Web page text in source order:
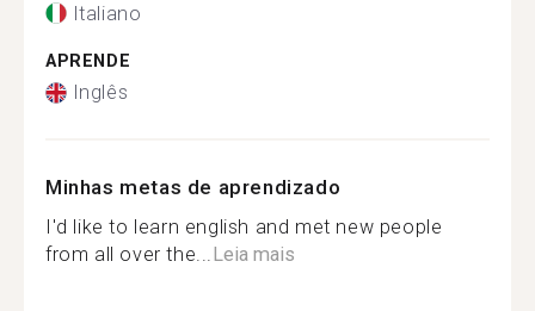
Italiano
APRENDE
Inglês
Minhas metas de aprendizado
I'd like to learn english and met new people
from all over the...Leia mais